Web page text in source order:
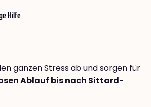
Hilfe
ganzen Stress ab und sorgen für
Ablauf bis nach Sittard-